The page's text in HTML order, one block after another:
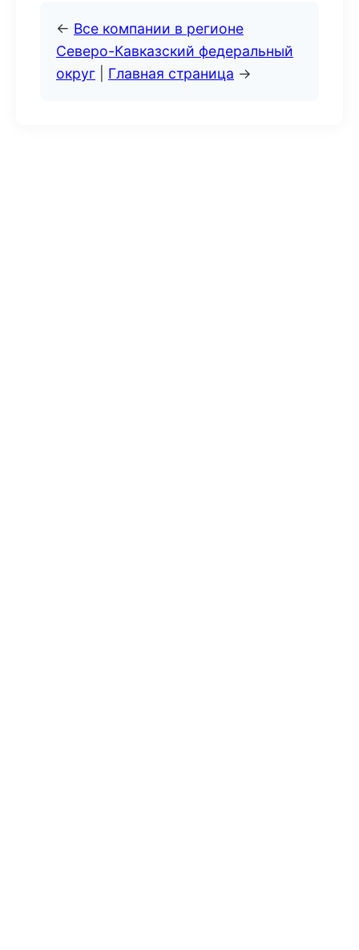
← Все компании в регионе
Северо-Кавказский федеральный
округ
Главная страница →